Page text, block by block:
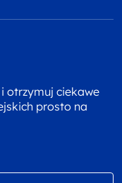
otrzymuj ciekawe
prosto na